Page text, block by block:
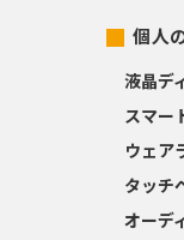
個人
液晶デ
スマー
ウェア
タッチ
オーデ